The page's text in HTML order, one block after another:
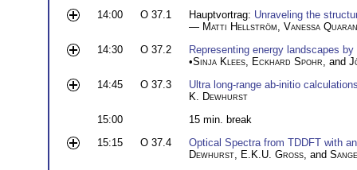
14:00 O 37.1 Hauptvortrag: Unraveling the
— Matti Hellström Vanessa
14:30
O 37.2
Representing energy landscapes
•Sinja Klees Eckhard Spohr , and
14:45
O 37.3
Ultra long-range ab-initio
K. Dewhurst
15:00
15 min. break
15:15
O 37.4
Optical Spectra from TDDFT with
Dewhurst E.K.U. Gross , and